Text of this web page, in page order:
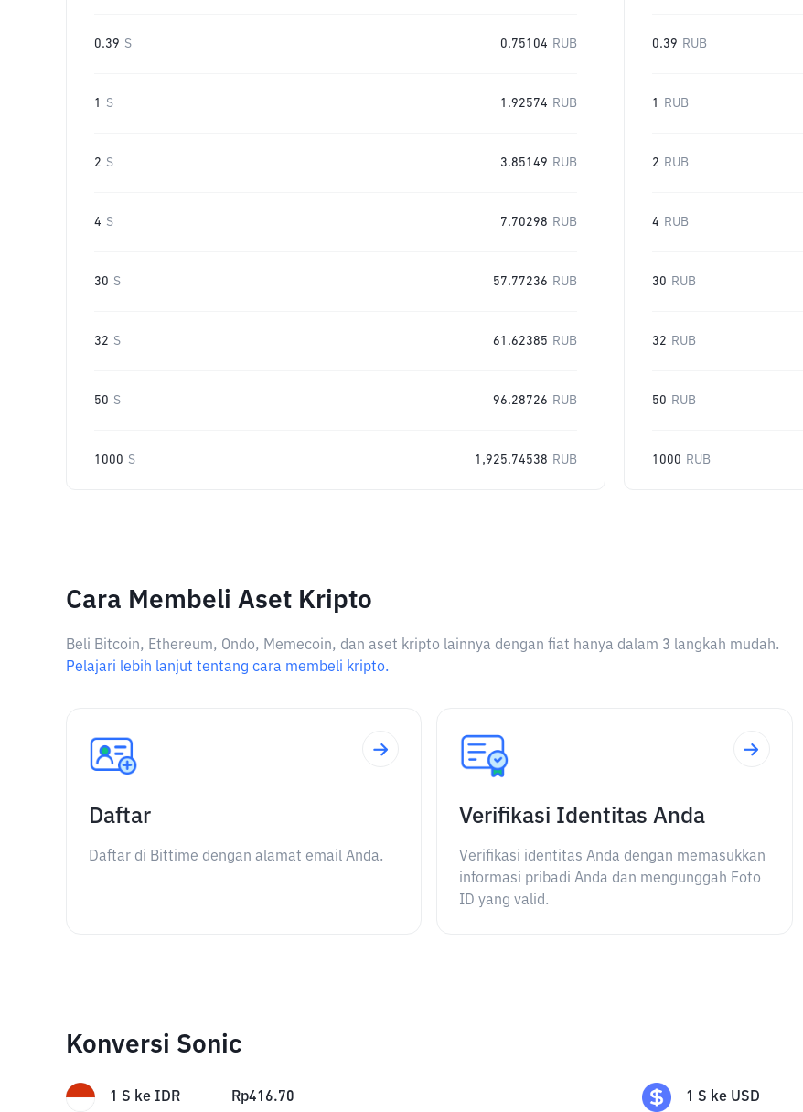
0.39 S 0.75104 RUB
1 S 1.92574 RUB
2 S 3.85149 RUB
4 S 7.70298 RUB
30 S 57.77236 RUB
32 S 61.62385 RUB
50 S 96.28726 RUB
1000 S 1,925.74538 RUB
0.39 RUB
1 RUB
2 RUB
4 RUB
30 RUB
32 RUB
50 RUB
1000 RUB
Cara Membeli Aset Kripto
Beli Bitcoin, Ethereum, Ondo, Memecoin, dan aset kripto lainnya dengan fiat hanya dalam 3 langkah mudah.
Pelajari lebih lanjut tentang cara membeli kripto.
Daftar
Daftar di Bittime dengan alamat email Anda.
Verifikasi Identitas Anda
Verifikasi identitas Anda dengan memasukkan
informasi pribadi Anda dan mengunggah Foto
ID yang valid.
Konversi Sonic
1 S ke IDR Rp416.70 1 S ke USD